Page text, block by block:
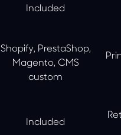
Included
Shopify, PrestaShop,
Magento, CMS
custom
Included